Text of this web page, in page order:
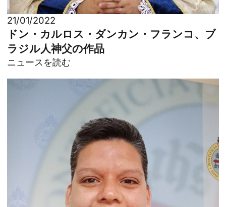
21/01/2022
ドン・カルロス・ダンカン・フランコ、ブ
ラジル人神父の作品
ニュースを読む